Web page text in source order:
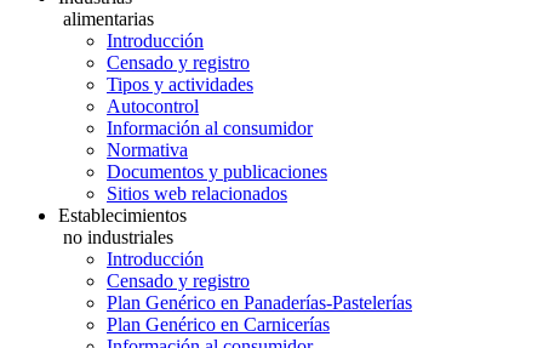
alimentarias
Introducción
Censado y registro
Tipos y actividades
Autocontrol
Información al consumidor
Normativa
Documentos y publicaciones
Sitios web relacionados
Establecimientos
no industriales
Introducción
Censado y registro
Plan Genérico en Panaderías-Pastelerías
Plan Genérico en Carnicerías